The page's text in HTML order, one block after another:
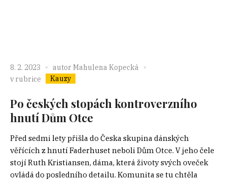
8. 2. 2023 autor Mahulena Kopecká
v rubrice
Kauzy
Po českých stopách kontroverzního
hnutí Dům Otce
Před sedmi lety přišla do Česka skupina dánských
věřících z hnutí Faderhuset neboli Dům Otce. V jeho čele
stojí Ruth Kristiansen, dáma, která životy svých oveček
ovládá do posledního detailu. Komunita se tu chtěla